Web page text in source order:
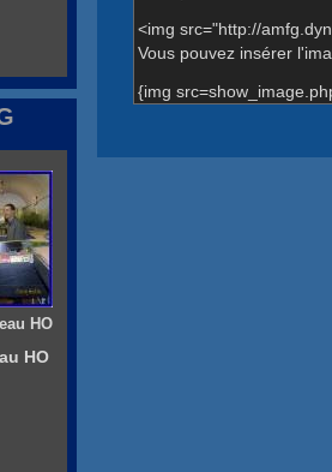
<img src="http://
Vous pouvez insérer
{img
HO
HO